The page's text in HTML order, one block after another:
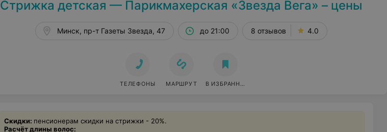
Стрижка детская — Парикмахерская «Звезда Вега» – цены
Минск, пр-т Газеты Звезда, 47 до 21:00 8 отзывов 4.0
ТЕЛЕФОНЫ МАРШРУТ В ИЗБРАННОЕ
Скидки: пенсионерам скидки на стрижки - 20%.
Расчёт длины волос: